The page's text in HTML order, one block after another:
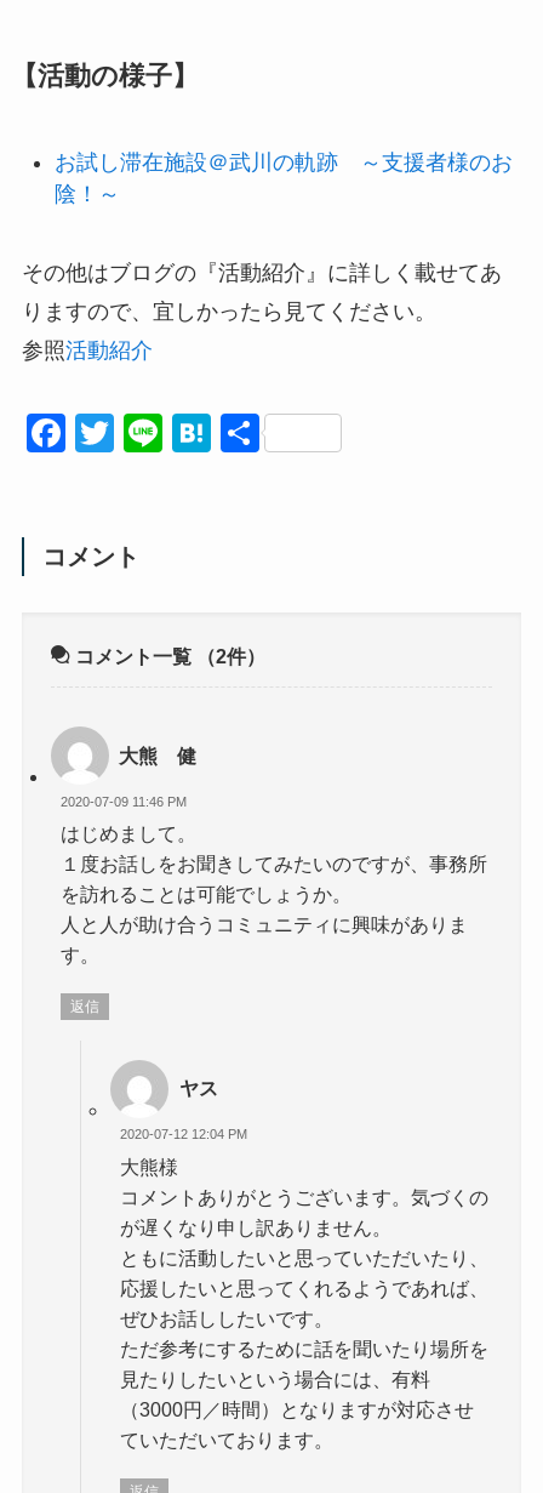
【活動の様子】
お試し滞在施設＠武川の軌跡 ～支援者様のお
陰！～
その他はブログの『活動紹介』に詳しく載せてあ
りますので、宜しかったら見てください。
参照活動紹介
F
e
o
T
er
Li
H 共
コメント
コメント一覧 （2件）
大熊 健
2020-07-09 11:46 PM
はじめまして。
１度お話しをお聞きしてみたいのですが、事務所
を訪れることは可能でしょうか。
人と人が助け合うコミュニティに興味がありま
す。
返信
ヤス
2020-07-12 12:04 PM
大熊様
コメントありがとうございます。気づくの
が遅くなり申し訳ありません。
ともに活動したいと思っていただいたり、
応援したいと思ってくれるようであれば、
ぜひお話ししたいです。
ただ参考にするために話を聞いたり場所を
見たりしたいという場合には、有料
（3000円／時間）となりますが対応させ
ていただいております。